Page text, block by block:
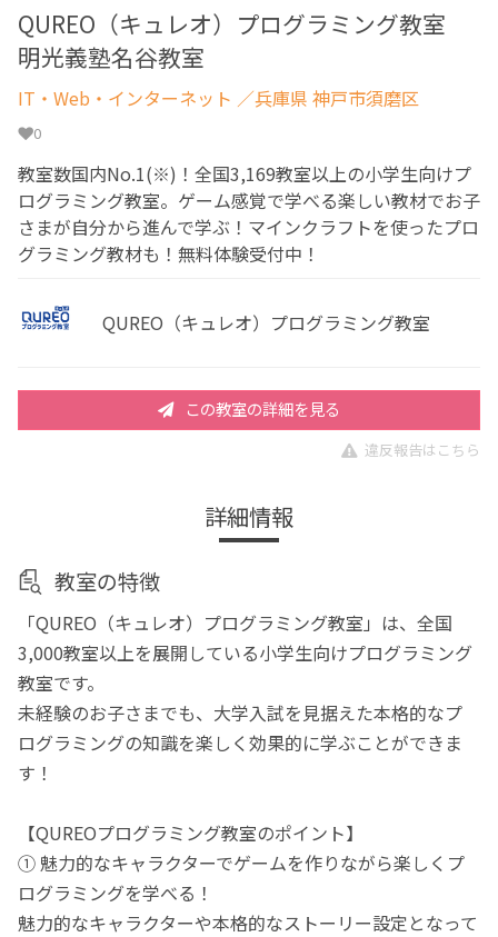
QUREO（キュレオ）プログラミング教室
明光義塾名谷教室
IT・Web・インターネット ／兵庫県 神戸市須磨区
0
教室数国内No.1(※)！全国3,169教室以上の小学生向けプ
ログラミング教室。ゲーム感覚で学べる楽しい教材でお子
さまが自分から進んで学ぶ！マインクラフトを使ったプロ
グラミング教材も！無料体験受付中！
QUREO（キュレオ）プログラミング教室
この教室の詳細を見る
違反報告はこちら
詳細情報
教室の特徴
「QUREO（キュレオ）プログラミング教室」は、全国
3,000教室以上を展開している小学生向けプログラミング
教室です。
未経験のお子さまでも、大学入試を見据えた本格的なプ
ログラミングの知識を楽しく効果的に学ぶことができま
す！
【QUREOプログラミング教室のポイント】
① 魅力的なキャラクターでゲームを作りながら楽しくプ
ログラミングを学べる！
魅力的なキャラクターや本格的なストーリー設定となって